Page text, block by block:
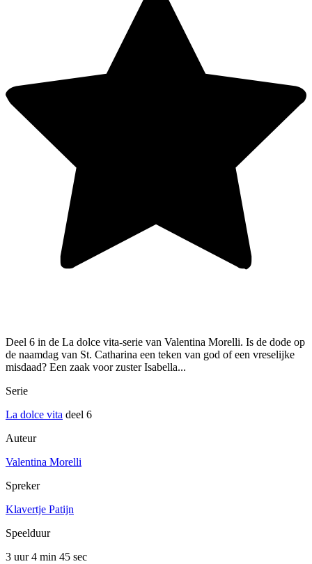
Deel 6 in de La dolce vita-serie van Valentina Morelli. Is de dode op
de naamdag van St. Catharina een teken van god of een vreselijke
misdaad? Een zaak voor zuster Isabella...
Serie
La dolce vita deel 6
Auteur
Valentina Morelli
Spreker
Klavertje Patijn
Speelduur
3 uur 4 min 45 sec